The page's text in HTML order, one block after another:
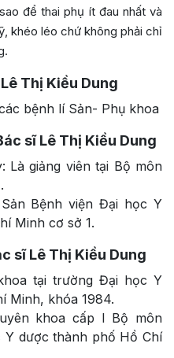
để thai phụ ít đau nhất và
khéo léo chứ không phải chỉ
Thị Kiều Dung
bệnh lí Sản- Phụ khoa
sĩ Lê Thị Kiều Dung
Là giảng viên tại Bộ môn
Bệnh viện Đại học Y
Minh cơ sở 1.
sĩ Lê Thị Kiều Dung
tại trường Đại học Y
Minh, khóa 1984.
khoa cấp I Bộ môn
dược thành phố Hồ Chí